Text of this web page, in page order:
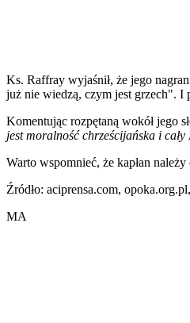
Ks. Raffray wyjaśnił, że jego
już nie wiedzą, czym jest grzech". I
Komentując rozpętaną wokół jego
jest moralność chrześcijańska i cały
Warto wspomnieć, że kapłan
Źródło: aciprensa.com,
MA